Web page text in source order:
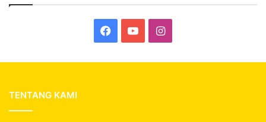
Facebook
YouTubeInstagram
TENTANG KAMI